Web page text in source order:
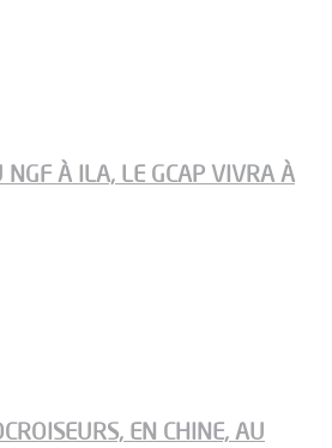
NGF À ILA, LE GCAP VIVRA À
EN CHINE, AU